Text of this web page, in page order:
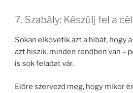
7. Szabály: Készülj fel a
Sokan elkövetik azt a hibát, hogy a
azt hiszik, minden rendben van –
is sok feladat vár.
Előre szervezd meg, hogy mikor